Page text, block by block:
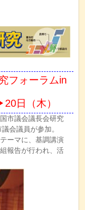
フォーラムin
日（木）
市議会議長会研究
会議員が参加。
ーマに、基調講演
報告が行われ、活